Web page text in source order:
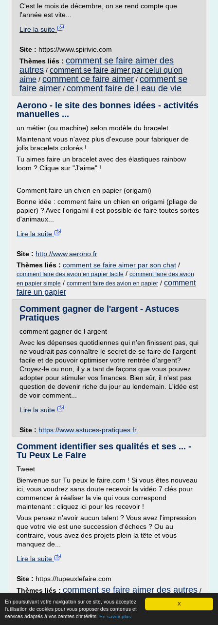
X
En poursuivant votre navigation sur ce site, vous acceptez
l'utilisation de cookies pour vous proposer des contenus et
services adaptés à vos centres d'intérêts. En savoir plus
C'est le mois de décembre, on se rend compte que
l'année est vite...
Lire la suite
Site : https://www.spirivie.com
Thèmes liés : comment se faire aimer des
autres / comment se faire aimer par celui qu'on
aime / comment ce faire aimer / comment se
faire aimer / comment faire de l eau de vie
Aerono - le site des bonnes idées - activités
manuelles ...
un métier (ou machine) selon modèle du bracelet
Maintenant vous n'avez plus d'excuse pour fabriquer de
jolis bracelets colorés !
Tu aimes faire un bracelet avec des élastiques rainbow
loom ? Clique sur "J'aime" !
Comment faire un chien en papier (origami)
Bonne idée : comment faire un chien en origami (pliage de
papier) ? Avec l'origami il est possible de faire toutes sortes
d'animaux...
Lire la suite
Site : http://www.aerono.fr
Thèmes liés : comment se faire aimer par son chat /
comment faire des avion en papier facile / comment faire des avion
en papier simple / comment faire des avion en papier / comment
faire un papier
Comment gagner de l'argent - Astuces
Pratiques
comment gagner de l argent
Avec les dépenses quotidiennes qui n'en finissent pas, qui
ne voudrait pas connaître le secret de se faire de l'argent
facile et de pouvoir optimiser votre rentrée d'argent?
Croyez-le ou non, il y a tant de façons que vous pouvez
adopter pour stimuler vos finances. Bien sûr, il n'est pas
question de devenir riche du jour au lendemain. L'idée est
de voir comment...
Lire la suite
Site : https://www.astuces-pratiques.fr
Comment identifier ses qualités et ses ... -
Tu Peux Le Faire
Tweet
Bienvenue sur Tu peux le faire.com ! Si vous êtes nouveau
ici, vous voudrez sans doute recevoir la vidéo 7 clés pour
commencer à réaliser la vie qui vous correspond
maintenant : cliquez ici pour les recevoir !
Vous pensez n'avoir aucun talent ? Vous avez l'impression
que votre vie est une succession d'échecs ? Ou au
contraire, vous avez des projets plein la tête et vous
manquez de...
Lire la suite
Site : https://tupeuxlefaire.com
Thèmes liés : comment se faire aimer des autres /
comment se faire aimer/comment identifier ses savoir
faire et ses qualites/comment se faire du bien/
comment se faire connaitre en musique